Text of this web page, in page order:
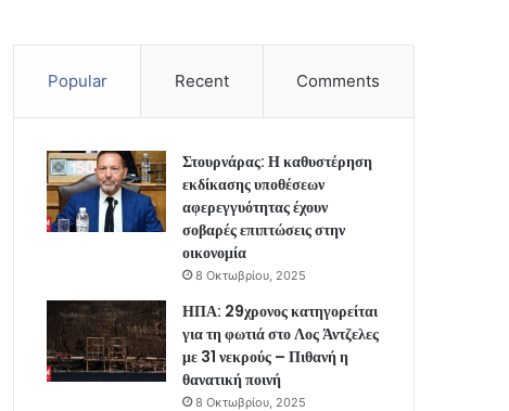
Popular Recent Comments
Στουρνάρας: Η καθυστέρηση
εκδίκασης υποθέσεων
αφερεγγυότητας έχουν
σοβαρές επιπτώσεις στην
οικονομία
8 Οκτωβρίου, 2025
ΗΠΑ: 29χρονος κατηγορείται
για τη φωτιά στο Λος Άντζελες
με 31 νεκρούς – Πιθανή η
θανατική ποινή
8 Οκτωβρίου, 2025